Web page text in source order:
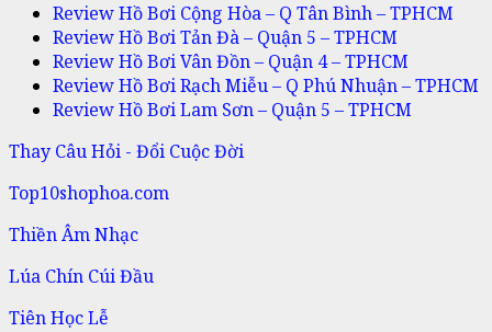
Review Hồ Bơi Cộng Hòa – Q Tân Bình – TPHCM
Review Hồ Bơi Tản Đà – Quận 5 – TPHCM
Review Hồ Bơi Vân Đồn – Quận 4 – TPHCM
Review Hồ Bơi Rạch Miễu – Q Phú Nhuận – TPHCM
Review Hồ Bơi Lam Sơn – Quận 5 – TPHCM
Thay Câu Hỏi - Đổi Cuộc Đời
Top10shophoa.com
Thiền Âm Nhạc
Lúa Chín Cúi Đầu
Tiên Học Lễ